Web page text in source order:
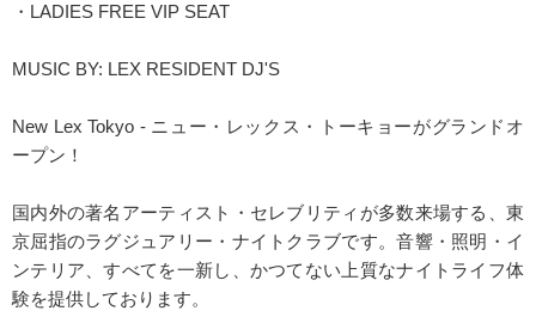
・LADIES FREE VIP SEAT
MUSIC BY: LEX RESIDENT DJ'S
New Lex Tokyo - ニュー・レックス・トーキョーがグランドオ
ープン！
国内外の著名アーティスト・セレブリティが多数来場する、東
京屈指のラグジュアリー・ナイトクラブです。音響・照明・イ
ンテリア、すべてを一新し、かつてない上質なナイトライフ体
験を提供しております。